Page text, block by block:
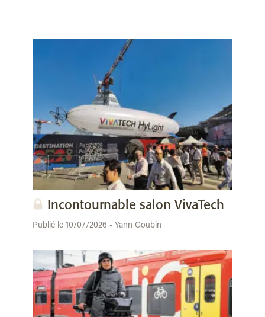
Incontournable salon VivaTech
Publié le 10/07/2026 - Yann Goubin